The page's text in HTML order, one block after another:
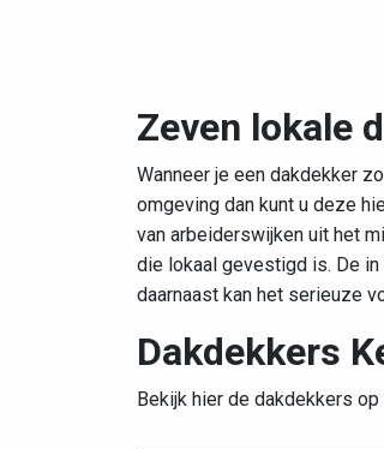
Zeven lokale
Wanneer je een dakdekker
omgeving dan kunt u deze
van arbeiderswijken uit het
die lokaal gevestigd is. De
daarnaast kan het serieuze
Dakdekkers
Bekijk hier de dakdekkers